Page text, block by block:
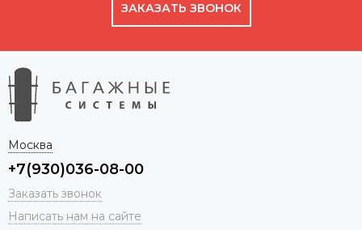
ЗАКАЗАТЬ ЗВОНОК
Москва
+7(930)036-08-00
Заказать звонок
Написать нам на сайте